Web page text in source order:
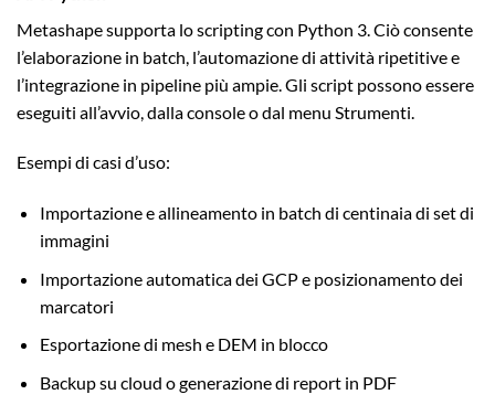
Metashape supporta lo scripting con Python 3. Ciò consente
l’elaborazione in batch, l’automazione di attività ripetitive e
l’integrazione in pipeline più ampie. Gli script possono essere
eseguiti all’avvio, dalla console o dal menu Strumenti.
Esempi di casi d’uso:
Importazione e allineamento in batch di centinaia di set di
immagini
Importazione automatica dei GCP e posizionamento dei
marcatori
Esportazione di mesh e DEM in blocco
Backup su cloud o generazione di report in PDF